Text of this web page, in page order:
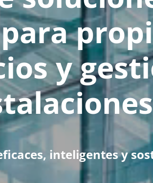
y
inteligentes y